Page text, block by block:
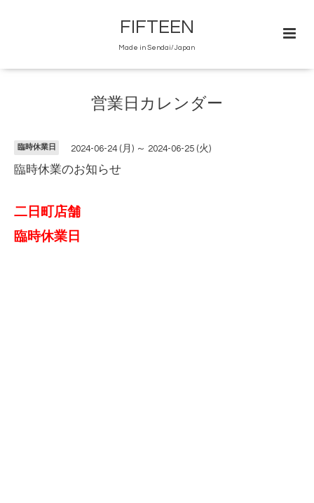
FIFTEEN
Made in Sendai/Japan
営業日カレンダー
臨時休業日 2024-06-24 (月) ～ 2024-06-25 (火)
臨時休業のお知らせ
二日町店舗
臨時休業日